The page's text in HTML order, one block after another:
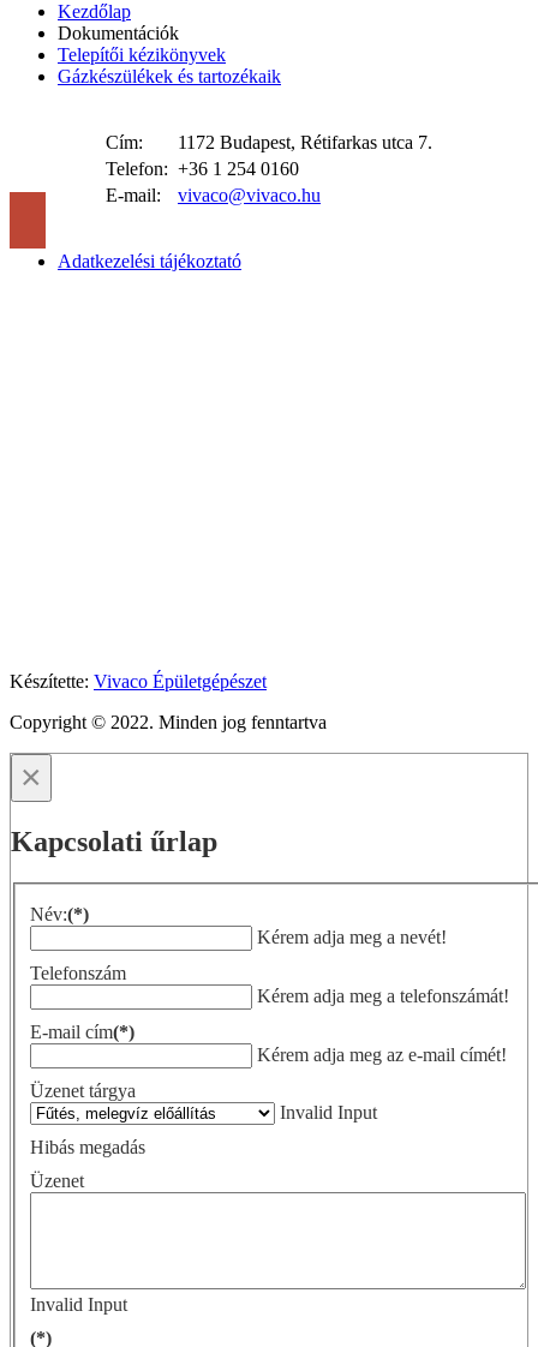
Kezdőlap
Dokumentációk
Telepítői kézikönyvek
Gázkészülékek és tartozékaik
Cím:
1172 Budapest, Rétifarkas utca 7.
Telefon: +36 1 254 0160
E-mail:
vivaco@vivaco.hu
Adatkezelési tájékoztató
Készítette: Vivaco Épületgépészet
Copyright © 2022. Minden jog fenntartva
×
Kapcsolati űrlap
Név:(*)
Kérem adja meg a nevét!
Telefonszám
Kérem adja meg a telefonszámát!
E-mail cím(*)
Kérem adja meg az e-mail címét!
Üzenet tárgya
Invalid Input
Hibás megadás
Üzenet
Invalid Input
(*)